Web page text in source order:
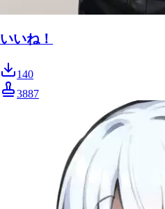
いいね！
140
3887